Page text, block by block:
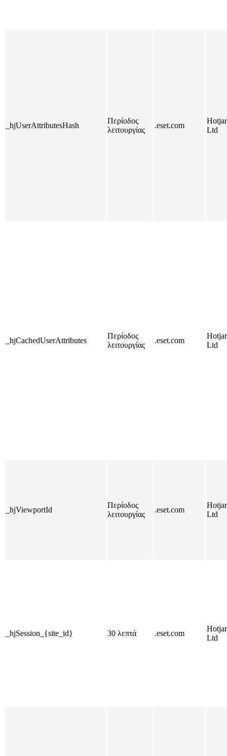
_hjUserAttributesHash
Περίοδος
λειτουργίας
.eset.com
Hotjar
Ltd
_hjCachedUserAttributes
Περίοδος
λειτουργίας
.eset.com
Hotjar
Ltd
_hjViewportId
Περίοδος
λειτουργίας
.eset.com
Hotjar
Ltd
_hjSession_{site_id} 30 λεπτά .eset.com
Hotjar
Ltd